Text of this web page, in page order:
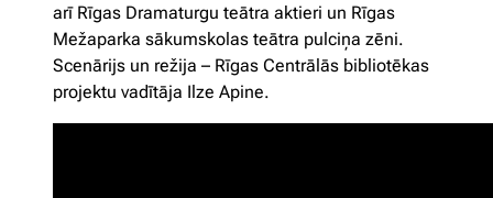
arī Rīgas Dramaturgu teātra aktieri un Rīgas
Mežaparka sākumskolas teātra pulciņa zēni.
Scenārijs un režija – Rīgas Centrālās bibliotēkas
projektu vadītāja Ilze Apine.